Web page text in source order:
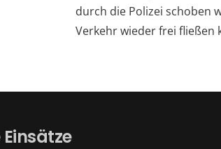
durch die Polizei schoben
Verkehr wieder frei fließen
Einsätze